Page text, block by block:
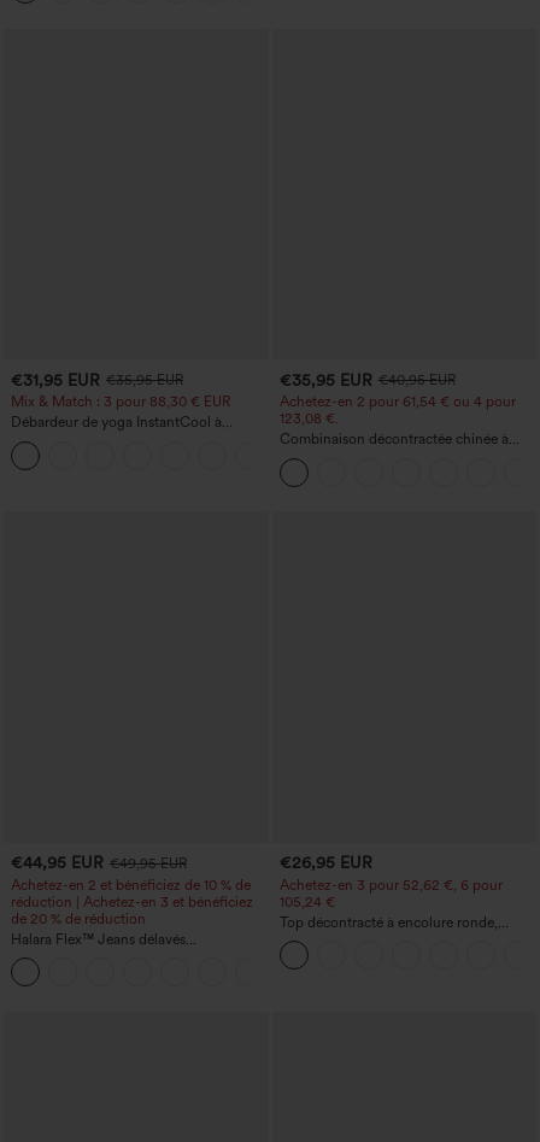
€31,95 EUR €35,95 EUR
Mix & Match : 3 pour 88,30 € EUR
Débardeur de yoga InstantCool à
encolure en U et ourlet arrondi –
UPF50+
€35,95 EUR €40,95 EUR
Achetez-en 2 pour 61,54 € ou 4 pour
123,08 €.
Combinaison décontractée chinée à
bretelles réglables, fronces et jambes
larges, avec poches — facile comme
tout
€44,95 EUR €49,95 EUR
Achetez-en 2 et bénéficiez de 10 % de
réduction | Achetez-en 3 et bénéficiez
de 20 % de réduction
Halara Flex™ Jeans délavés
décontractés, coupe baggy à jambe
large, taille basse asymétrique, poches
zippées
€26,95 EUR
Achetez-en 3 pour 52,62 €, 6 pour
105,24 €
Top décontracté à encolure ronde,
manches chauve-souris et coupe ample